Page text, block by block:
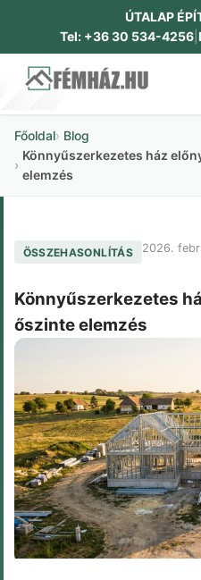
ÚTALAP
Tel: +36 30 534-4256
IPARI
Főoldal Blog
Könnyűszerkezetes ház
elemzés
ÖSSZEHASONLÍTÁS 2026.
Könnyűszerkezetes
őszinte elemzés